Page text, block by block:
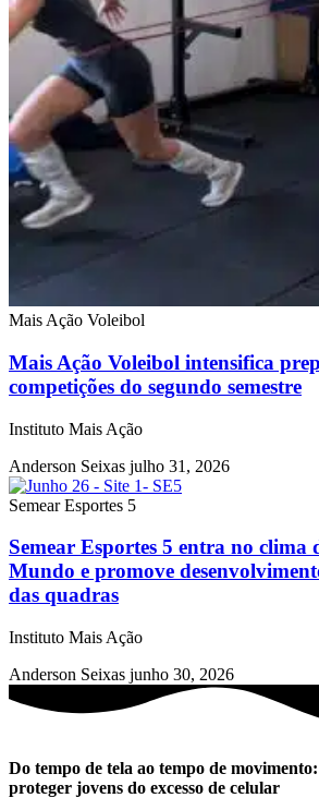
Mais Ação Voleibol
Mais Ação Voleibol intensifica
competições do segundo semestre
Instituto Mais Ação
Anderson Seixas julho 31, 2026
Semear Esportes 5
Semear Esportes 5 entra no clima
Mundo e promove
das quadras
Instituto Mais Ação
Anderson Seixas junho 30, 2026
Do tempo de tela ao tempo de
proteger jovens do excesso de celular